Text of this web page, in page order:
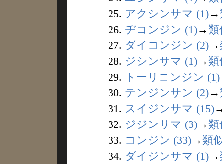
25. アクシンサマ (1)→
26. ヂコンジン (1)→ 類
27. ダイコンジン (2)→
28. ジシンサマ (1)→ 類
29.
トーリコンジン (1)
30. テンジンサン (2)→
31. スイジンサマ (15)
32. ジジンサマ (3)→ 類
33. コンジン (33)→ 類
34. ダイジンサマ (1)→